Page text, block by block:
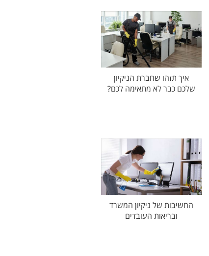
איך תזהו שחברת הניקיון
שלכם כבר לא מתאימה לכם?
החשיבות של ניקיון המשרד
ובריאות העובדים